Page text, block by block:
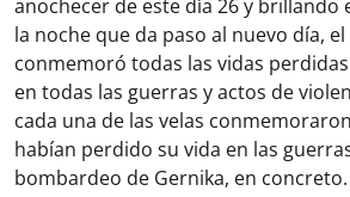
anochecer de este día 26 y brillando
la noche que da paso al nuevo día,
conmemoró todas las vidas
en todas las guerras y actos de
cada una de las velas
habían perdido su vida en las
bombardeo de Gernika, en concreto.